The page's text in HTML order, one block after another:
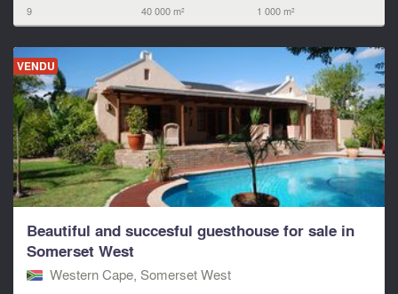
9 40 000 m² 1 000 m²
VENDU
Beautiful and succesful guesthouse for sale in
Somerset West
Western Cape, Somerset West